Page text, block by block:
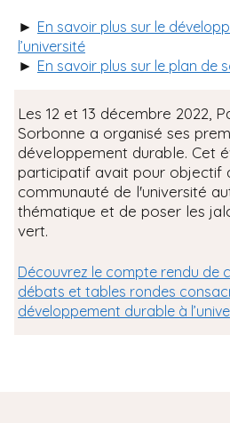
► En savoir plus sur le
l’université
► En savoir plus sur le plan de
Les 12 et 13 décembre 2022,
Sorbonne a organisé ses
développement durable. Cet
participatif avait pour objectif
communauté de l'université
thématique et de poser les
vert.
Découvrez le compte rendu de
débats et tables rondes
développement durable à